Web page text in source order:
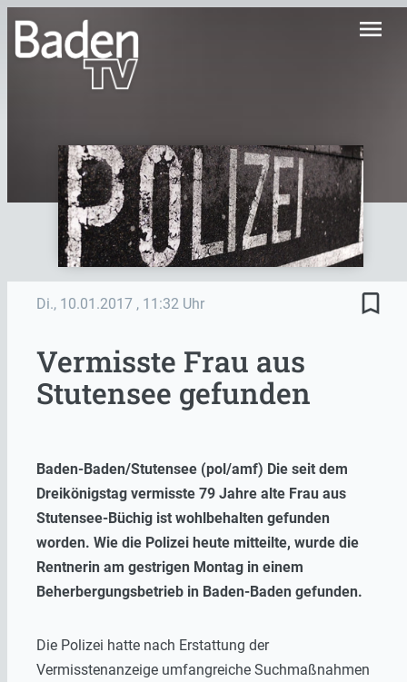
menu
Di., 10.01.2017 , 11:32 Uhr bookmark_border
Vermisste Frau aus
Stutensee gefunden
Baden-Baden/Stutensee (pol/amf) Die seit dem
Dreikönigstag vermisste 79 Jahre alte Frau aus
Stutensee-Büchig ist wohlbehalten gefunden
worden. Wie die Polizei heute mitteilte, wurde die
Rentnerin am gestrigen Montag in einem
Beherbergungsbetrieb in Baden-Baden gefunden.
Die Polizei hatte nach Erstattung der
Vermisstenanzeige umfangreiche Suchmaßnahmen